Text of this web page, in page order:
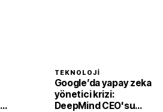
TEKNOLOJI
Google’da yapay zeka
yönetici krizi:
DeepMind CEO'su